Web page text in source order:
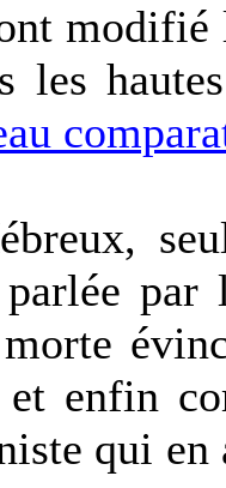
les
par
enfin
qui